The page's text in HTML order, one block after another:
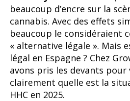
beaucoup d’encre sur la
cannabis. Avec des effets
beaucoup le considéraient
« alternative légale ». Mais
légal en Espagne ? Chez
avons pris les devants
clairement quelle est la
HHC en 2025.